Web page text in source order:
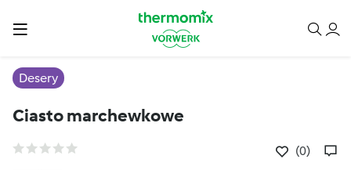
Desery
Ciasto marchewkowe
(0)